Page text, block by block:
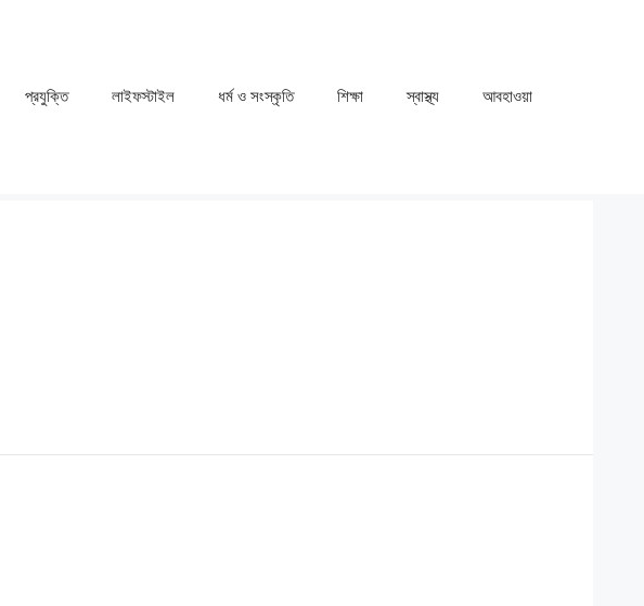
প্রযুক্তি লাইফস্টাইল ধর্ম ও সংস্কৃতি ⁠⁠শিক্ষা ⁠⁠স্বাস্থ্য ⁠⁠আবহাওয়া